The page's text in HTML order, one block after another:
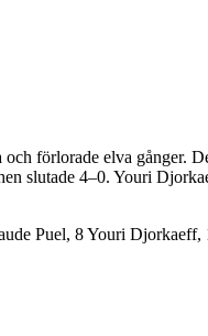
förlorade elva gånger.
slutade 4–0. Youri
Puel, 8 Youri